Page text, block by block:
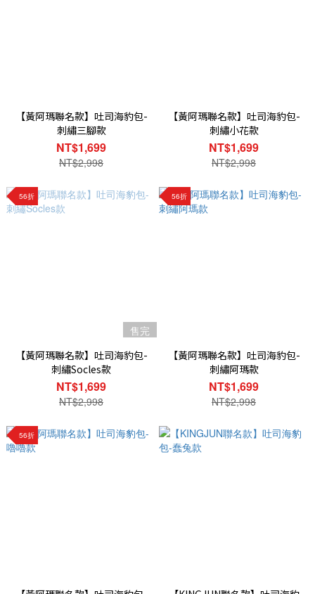
【黃阿瑪聯名款】吐司海豹包-
刺繡三腳款
NT$1,699
NT$2,998
【黃阿瑪聯名款】吐司海豹包-
刺繡小花款
NT$1,699
NT$2,998
56折
售完
【黃阿瑪聯名款】吐司海豹包-
刺繡Socles款
NT$1,699
NT$2,998
56折
【黃阿瑪聯名款】吐司海豹包-
刺繡阿瑪款
NT$1,699
NT$2,998
56折